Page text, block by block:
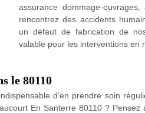
assurance dommage-
rencontrez des accidents
un défaut de fabrication de
valable pour les interventions en
le 80110
d’en prendre soin
En Santerre 80110 ? Pensez